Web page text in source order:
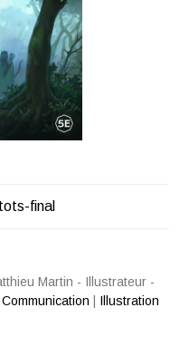
final
Martin - Illustrateur -
|Communication
Illustration